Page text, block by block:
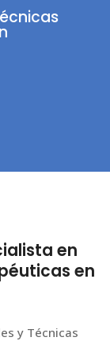
en
en
y Técnicas